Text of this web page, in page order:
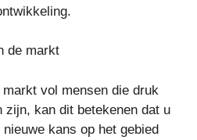
de markt
vol mensen die druk
zijn, kan dit betekenen dat u
kans op het gebied